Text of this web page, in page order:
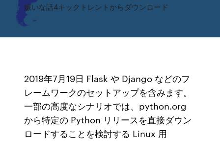
嫌いな話4キックトレントからダウンロード
2019年7月19日 Flask や Django などのフ
レームワークのセットアップを含みます。
一部の高度なシナリオでは、python.org
から特定の Python リリースを直接ダウン
ロードすることを検討する Linux 用